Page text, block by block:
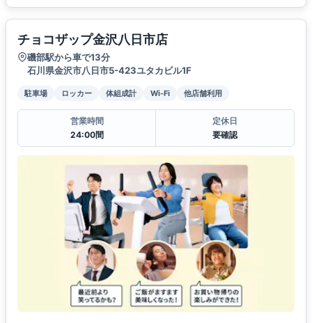
チョコザップ金沢八日市店
磯部駅から車で13分
石川県金沢市八日市5-423ユタカビル1F
駐車場 ロッカー 体組成計 Wi-Fi 他店舗利用
営業時間
24:00間
定休日
要確認